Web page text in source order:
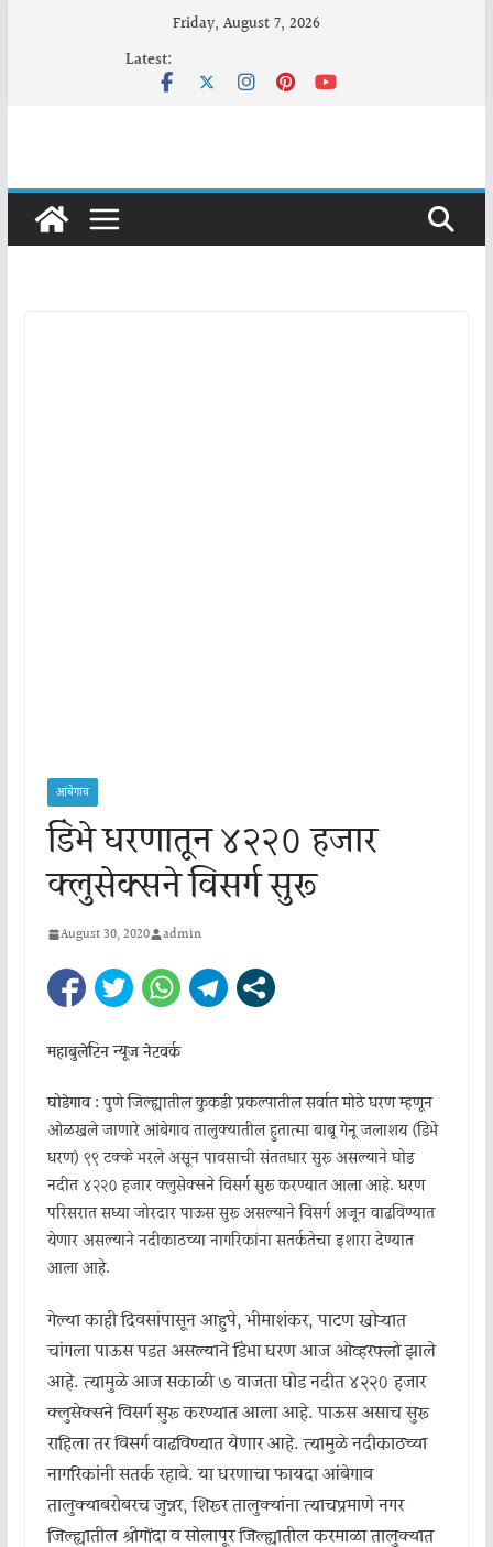
Friday, August 7, 2026
Latest:
आंबेगाव
डिंभे धरणातून ४२२० हजार
क्लुसेक्सने विसर्ग सुरू
August 30, 2020 admin
महाबुलेटिन न्यूज नेटवर्क
घोडेगाव :पुणे जिल्ह्यातील कुकडी प्रकल्पातील सर्वात मोठे धरण म्हणून
ओळखले जाणारे आंबेगाव तालुक्यातील हुतात्मा बाबू गेनू जलाशय (डिंभे
धरण) ९९ टक्के भरले असून पावसाची संततधार सुरू असल्याने घोड
नदीत ४२२० हजार क्लुसेक्सने विसर्ग सुरू करण्यात आला आहे. धरण
परिसरात सध्या जोरदार पाऊस सुरू असल्याने विसर्ग अजून वाढविण्यात
येणार असल्याने नदीकाठच्या नागरिकांना सतर्कतेचा इशारा देण्यात
आला आहे.
गेल्या काही दिवसांपासून आहुपे, भीमाशंकर, पाटण खोऱ्यात
चांगला पाऊस पडत असल्याने डिंभा धरण आज ओव्हरफ्लो झाले
आहे. त्यामुळे आज सकाळी ७ वाजता घोड नदीत ४२२० हजार
क्लुसेक्सने विसर्ग सुरू करण्यात आला आहे. पाऊस असाच सुरू
राहिला तर विसर्ग वाढविण्यात येणार आहे. त्यामुळे नदीकाठच्या
नागरिकांनी सतर्क रहावे. या धरणाचा फायदा आंबेगाव
तालुक्याबरोबरच जुन्नर, शिरूर तालुक्यांना त्याचप्रमाणे नगर
जिल्ह्यातील श्रीगोंदा व सोलापूर जिल्ह्यातील करमाळा तालुक्यात